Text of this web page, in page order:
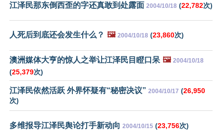
江泽民那东倒西歪的字还真敢到处露面 2004/10/18 (22,782次)
人死后到底还会发生什么？ 🖼️ 2004/10/18 (23,860次)
澳洲媒体大亨的惊人之举让江泽民目瞪口呆 🖼️ 2004/10/18
(25,379次)
江泽民依然活跃 外界怀疑有“秘密决议” 2004/10/17 (26,950
次)
多维报导江泽民舆论打手新动向 2004/10/15 (23,756次)